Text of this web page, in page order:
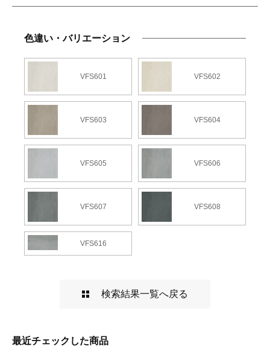
色違い・バリエーション
VFS601 VFS602
VFS603 VFS604
VFS605 VFS606
VFS607 VFS608
VFS616
検索結果一覧へ戻る
最近チェックした商品